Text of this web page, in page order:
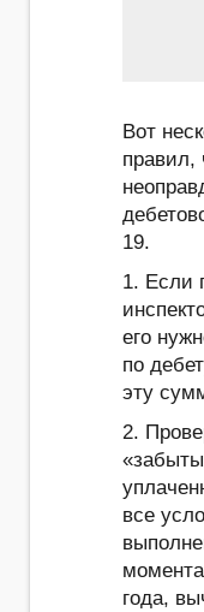
Вот
правил,
19.
1. Если
его
по
эту
2.
все
года,